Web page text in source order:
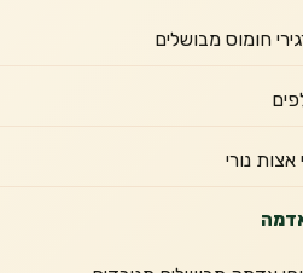
חומוס מבושלים
אצות נורי